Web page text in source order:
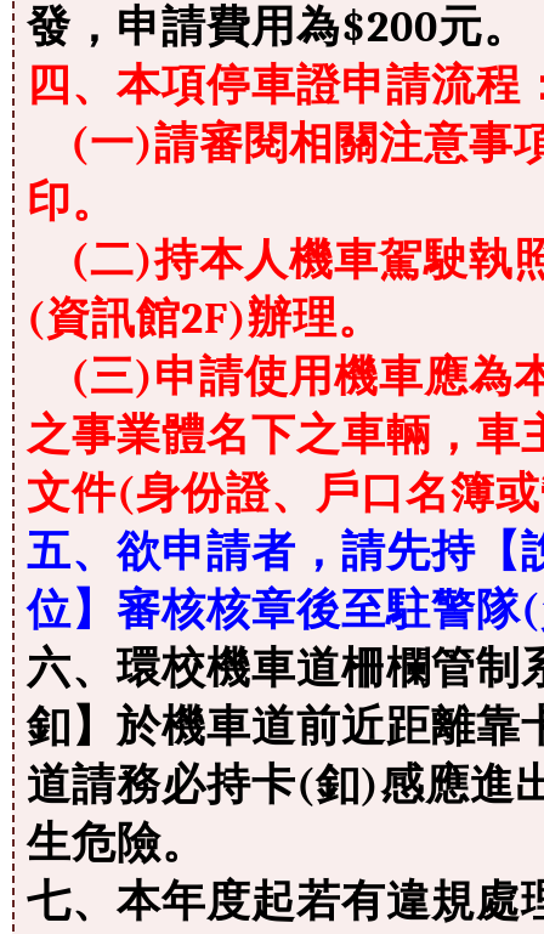
發，申請費用為$200元。
四、本項停車證申請流程
(一)請審閱相關注意事
印。
(二)持本人機車駕駛執
(資訊館2F)辦理。
(三)申請使用機車應為
之事業體名下之車輛，車
文件(身份證、戶口名簿
五、欲申請者，請先持【
位】審核核章後至駐警隊
六、環校機車道柵欄管制
釦】於機車道前近距離靠
道請務必持卡(釦)感應進
生危險。
七、本年度起若有違規處